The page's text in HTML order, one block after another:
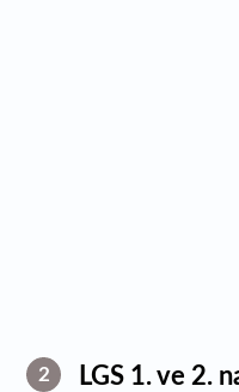
2 LGS 1. ve 2.